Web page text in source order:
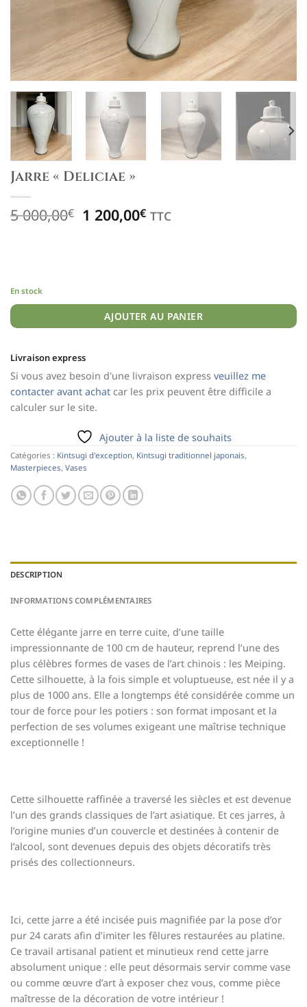
Jarre « Deliciae »
5 000,00€ Le
1 200,00€Le
TTC
En stock
AJOUTER AU PANIER
Livraison express
Si vous avez besoin d'une livraison express veuillez me
contacter avant achat car les prix peuvent être difficile a
calculer sur le site.
Ajouter à la liste de souhaits
Catégories : Kintsugi d'exception, Kintsugi traditionnel japonais,
Masterpieces, Vases
DESCRIPTION
INFORMATIONS COMPLÉMENTAIRES
Cette élégante jarre en terre cuite, d’une taille
impressionnante de 100 cm de hauteur, reprend l’une des
plus célèbres formes de vases de l’art chinois : les Meiping.
Cette silhouette, à la fois simple et voluptueuse, est née il y a
plus de 1000 ans. Elle a longtemps été considérée comme un
tour de force pour les potiers : son format imposant et la
perfection de ses volumes exigeant une maîtrise technique
exceptionnelle !
Cette silhouette raffinée a traversé les siècles et est devenue
l’un des grands classiques de l’art asiatique. Et ces jarres, à
l’origine munies d’un couvercle et destinées à contenir de
l’alcool, sont devenues depuis des objets décoratifs très
prisés des collectionneurs.
Ici, cette jarre a été incisée puis magnifiée par la pose d’or
pur 24 carats afin d’imiter les fêlures restaurées au platine.
Ce travail artisanal patient et minutieux rend cette jarre
absolument unique : elle peut désormais servir comme vase
ou comme œuvre d’art à exposer chez vous, comme pièce
maîtresse de la décoration de votre intérieur !